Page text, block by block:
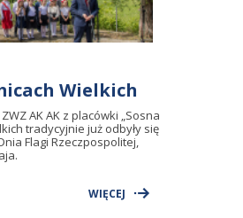
Wielkich
AK AK z placówki „Sosna
tradycyjnie już odbyły się
Flagi Rzeczpospolitej,
WIĘCEJ